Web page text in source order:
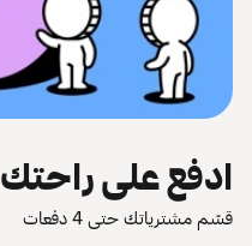
ادفع على راحتك
قسّم مشترياتك حتى 4 دفعات